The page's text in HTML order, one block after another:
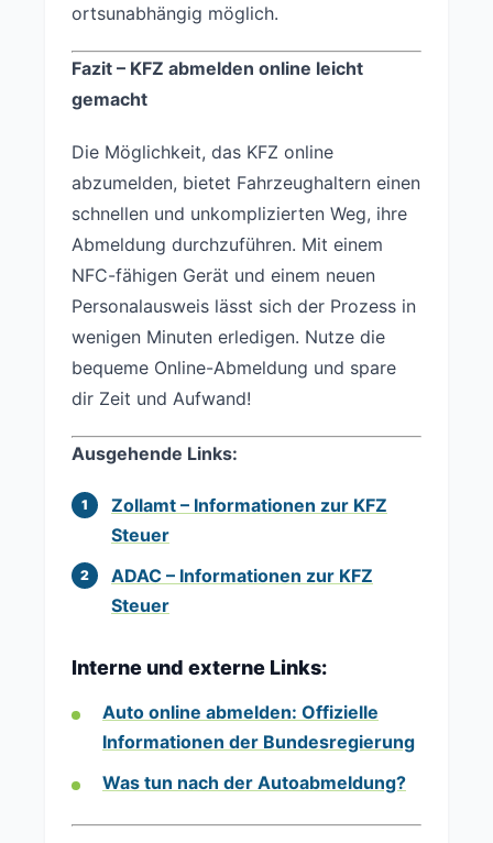
ortsunabhängig möglich.
Fazit – KFZ abmelden online leicht
gemacht
Die Möglichkeit, das KFZ online
abzumelden, bietet Fahrzeughaltern einen
schnellen und unkomplizierten Weg, ihre
Abmeldung durchzuführen. Mit einem
NFC-fähigen Gerät und einem neuen
Personalausweis lässt sich der Prozess in
wenigen Minuten erledigen. Nutze die
bequeme Online-Abmeldung und spare
dir Zeit und Aufwand!
Ausgehende Links:
Zollamt – Informationen zur KFZ
Steuer
ADAC – Informationen zur KFZ
Steuer
Interne und externe Links:
Auto online abmelden: Offizielle
Informationen der Bundesregierung
Was tun nach der Autoabmeldung?